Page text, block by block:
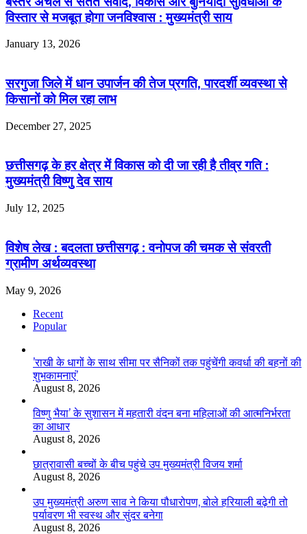
विस्तार से मजबूत होगा जनविश्वास : मुख्यमंत्री साय
January 13, 2026
सरगुजा जिले में धान उपार्जन की तेज प्रगति, पारदर्शी व्यवस्था से
किसानों को मिल रहा लाभ
December 27, 2025
छत्तीसगढ़ के हर क्षेत्र में विकास को दी जा रही है तीव्र गति :
मुख्यमंत्री विष्णु देव साय
July 12, 2025
विशेष लेख : बदलता छत्तीसगढ़ : वनोपज की चमक से संवरती
ग्रामीण अर्थव्यवस्था
May 9, 2026
Recent
Popular
’राखी के धागों के साथ सीमा पर सैनिकों तक पहुंचेंगी कवर्धा की बहनों की
शुभकामनाएं’
August 8, 2026
विष्णु भैया’ के सुशासन में महतारी वंदन बना महिलाओं की आत्मनिर्भरता
का आधार
August 8, 2026
छात्रावासी बच्चों के बीच पहुंचे उप मुख्यमंत्री विजय शर्मा
August 8, 2026
उप मुख्यमंत्री अरुण साव ने किया पौधारोपण, बोले हरियाली बढ़ेगी तो
पर्यावरण भी स्वस्थ और सुंदर बनेगा
August 8, 2026